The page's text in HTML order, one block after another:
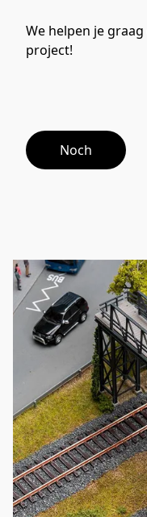
We helpen je
project!
Noch